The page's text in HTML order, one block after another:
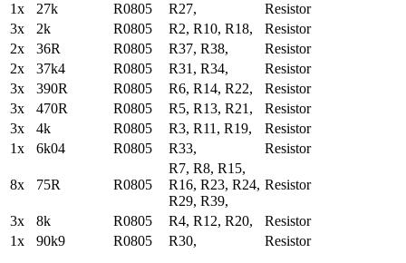
1x
27k R0805 R27,
Resistor
3x
2k R0805 R2, R10, R18,
Resistor
2x
36R R0805 R37, R38,
Resistor
2x
37k4 R0805 R31, R34,
Resistor
3x
390R R0805 R6, R14, R22,
Resistor
3x
470R R0805 R5, R13, R21,
Resistor
3x
4k R0805 R3, R11, R19,
Resistor
1x
6k04 R0805 R33, Resistor
8x 75R R0805
R7, R8, R15,
R16, R23, R24,
R29, R39,
Resistor
3x 8k R0805 R4, R12, R20,
Resistor
1x
90k9 R0805 R30, Resistor